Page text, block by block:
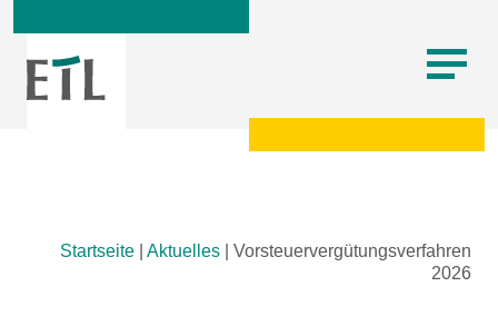
Startseite Aktuelles
Vorsteuervergütungsverfahren
2026